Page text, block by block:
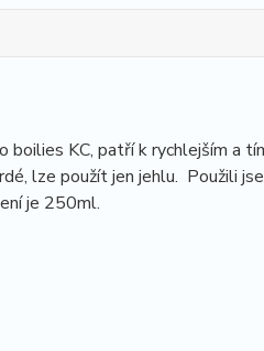
boilies KC, patří k rychlejším a
lze použít jen jehlu. Použili
je 250ml.